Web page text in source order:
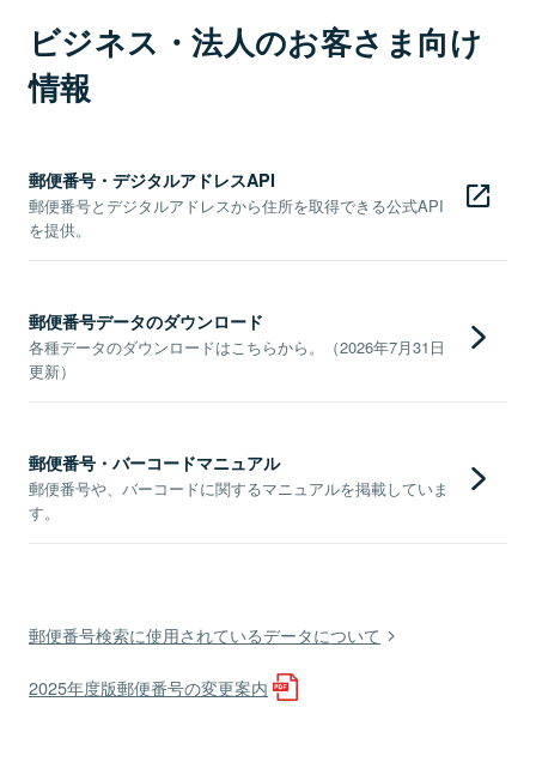
ビジネス・法人のお客さま向け
情報
郵便番号・デジタルアドレスAPI
郵便番号とデジタルアドレスから住所を取得できる公式API
を提供。
郵便番号データのダウンロード
各種データのダウンロードはこちらから。（2026年7月31日
更新）
郵便番号・バーコードマニュアル
郵便番号や、バーコードに関するマニュアルを掲載していま
す。
郵便番号検索に使用されているデータについて
2025年度版郵便番号の変更案内